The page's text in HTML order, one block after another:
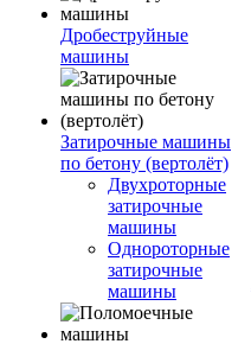
Дробеструйные
машины
Затирочные машины
по бетону (вертолёт)
Двухроторные
затирочные
машины
Однороторные
затирочные
машины